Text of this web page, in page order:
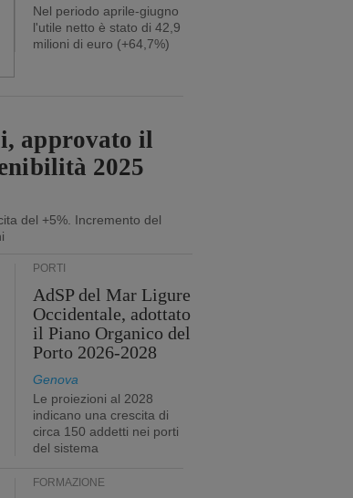
Nel periodo aprile-giugno
l'utile netto è stato di 42,9
milioni di euro (+64,7%)
approvato il
2025
del +5%. Incremento del
PORTI
AdSP del Mar Ligure
Occidentale, adottato
il Piano Organico del
Porto 2026-2028
Genova
Le proiezioni al 2028
indicano una crescita di
circa 150 addetti nei porti
del sistema
FORMAZIONE